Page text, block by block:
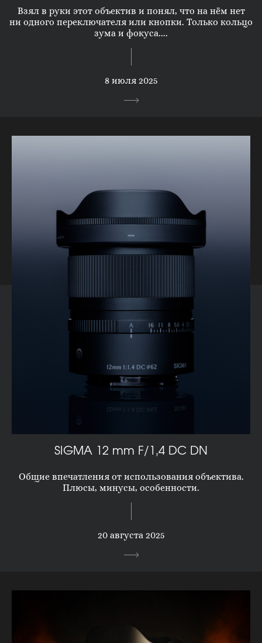
Взял в руки этот объектив и понял, что на нём нет
ни одного переключателя или кнопки. Только кольцо
зума и фокуса....
8 июля 2025
SIGMA 12 mm F/1,4 DC DN
Общие впечатления от использования объектива.
Плюсы, минусы, особенности.
20 августа 2025